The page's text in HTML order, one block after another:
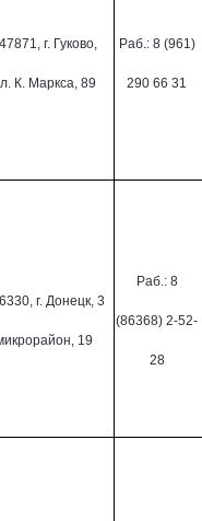
г. Гуково,
К. Маркса, 89
Раб.: 8 (961)
290 66 31
г. Донецк, 3
19
Раб.: 8
(86368) 2-52-
28